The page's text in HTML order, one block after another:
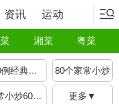
资讯 运动
湘菜 粤菜
100例经典炒菜菜名 80个家常小炒
家常小炒6000例 更多▼